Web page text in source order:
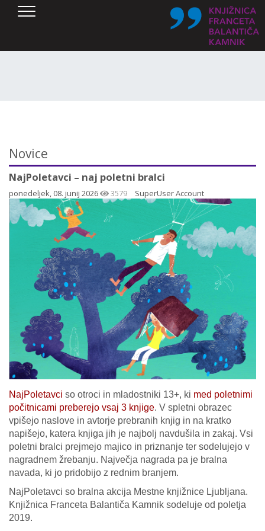
Novice
NajPoletavci – naj poletni bralci
ponedeljek, 08. junij 2026 3579 SuperUser Account
NajPoletavci so otroci in mladostniki 13+, ki med poletnimi
počitnicami preberejo vsaj 3 knjige. V spletni obrazec
vpišejo naslove in avtorje prebranih knjig in na kratko
napišejo, katera knjiga jih je najbolj navdušila in zakaj. Vsi
poletni bralci prejmejo majico in priznanje ter sodelujejo v
nagradnem žrebanju. Največja nagrada pa je bralna
navada, ki jo pridobijo z rednim branjem.
NajPoletavci so bralna akcija Mestne knjižnice Ljubljana.
Knjižnica Franceta Balantiča Kamnik sodeluje od poletja
2019.